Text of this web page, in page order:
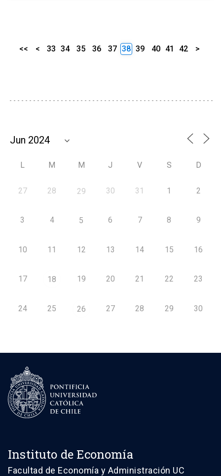
<< < 33 34 35 36 37 38 39 40 41 42 >
L M M J V S D
27 28 29 30 31 1 2
3 4 5 6 7 8 9
10 11 12 13 14 15 16
17 18 19 20 21 22 23
24 25 26 27 28 29 30
Instituto de Economía
Facultad de Economía y Administración UC